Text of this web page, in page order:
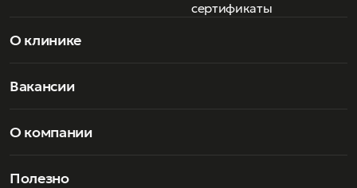
сертификаты
О клинике
Вакансии
О компании
Полезно